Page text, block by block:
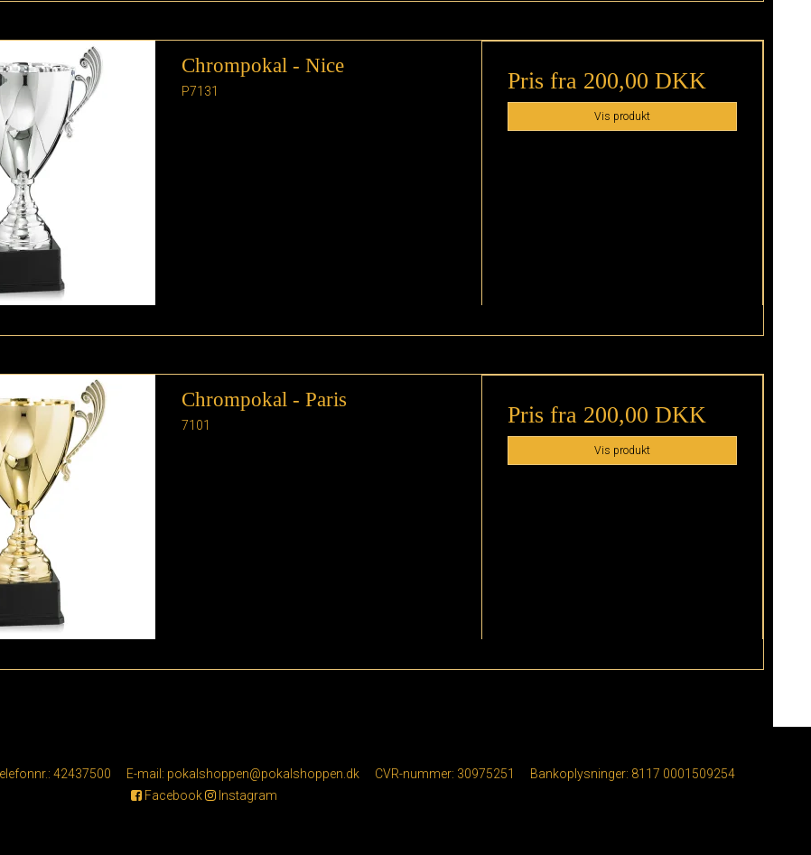
Chrompokal - Nice
P7131 Pris fra 200,00 DKK
Vis produkt
Chrompokal - Paris
7101 Pris fra 200,00 DKK
Vis produkt
: 42437500 E-mail: pokalshoppen@pokalshoppen.dk CVR-nummer: 30975251 Bankoplysninger: 8117 0001509254
Facebook
Instagram